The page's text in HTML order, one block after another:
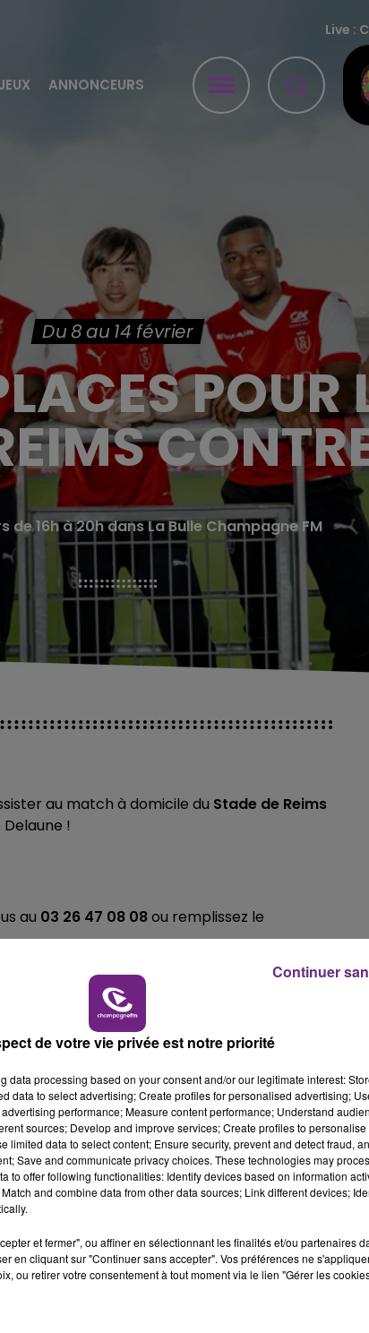
ANNONCEURS
Live :
7h00 - 11h00
Du 8 au 14 février
POUR
de 16h à 20h dans La Bulle Champagne FM
au match à domicile du Stade de Reims
!
au 03 26 47 08 08ou remplissez le
de votre vie privée est notre priorité
data processing based on your consent and/or our legitimate interest:
data to select advertising; Create profiles for personalised advertising;
performance; Measure content performance; Understand
sources; Develop and improve services; Create profiles to
limited data to select content; Ensure security, prevent and detect fraud,
Save and communicate privacy choices. These technologies may
to offer following functionalities: Identify devices based on information
and combine data from other data sources; Link different devices;
et fermer", ou affiner en sélectionnant les finalités et/ou partenaires
en cliquant sur "Continuer sans accepter". Vos préférences ne
ou retirer votre consentement à tout moment via le lien "Gérer les
Continuer